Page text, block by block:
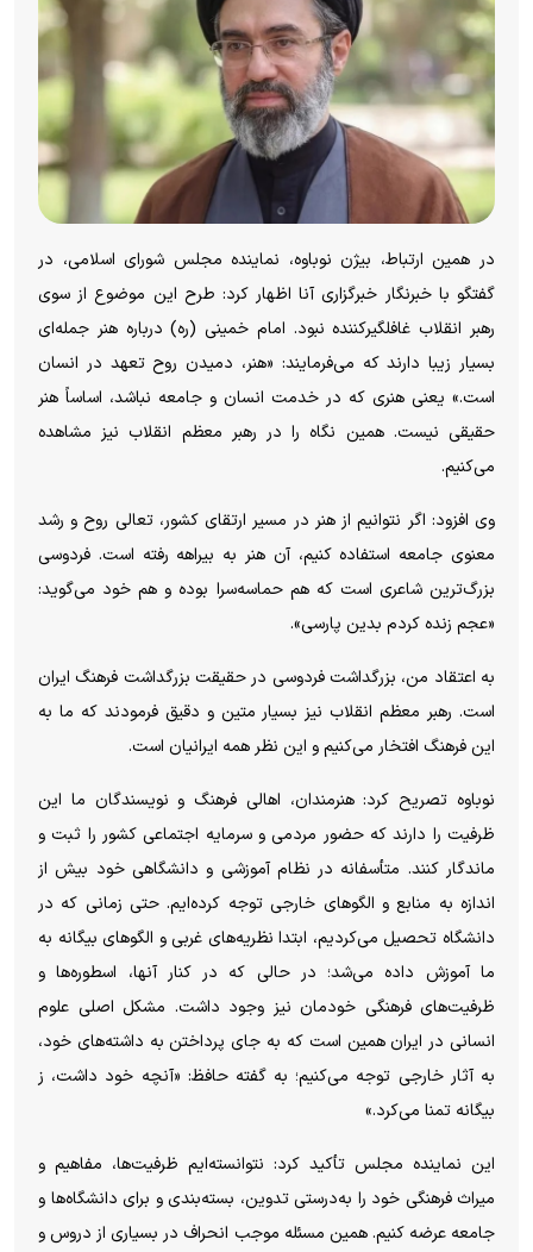
در همین ارتباط، بیژن نوباوه، نماینده مجلس شورای اسلامی، در
گفتگو با خبرنگار خبرگزاری آنا اظهار کرد: طرح این موضوع از سوی
رهبر انقلاب غافلگیرکننده نبود. امام خمینی (ره) درباره هنر جمله‌ای
بسیار زیبا دارند که می‌فرمایند: «هنر، دمیدن روح تعهد در انسان
است.» یعنی هنری که در خدمت انسان و جامعه نباشد، اساساً هنر
حقیقی نیست. همین نگاه را در رهبر معظم انقلاب نیز مشاهده
می‌کنیم.
وی افزود: اگر نتوانیم از هنر در مسیر ارتقای کشور، تعالی روح و رشد
معنوی جامعه استفاده کنیم، آن هنر به بیراهه رفته است. فردوسی
بزرگ‌ترین شاعری است که هم حماسه‌سرا بوده و هم خود می‌گوید:
«عجم زنده کردم بدین پارسی».
به اعتقاد من، بزرگداشت فردوسی در حقیقت بزرگداشت فرهنگ ایران
است. رهبر معظم انقلاب نیز بسیار متین و دقیق فرمودند که ما به
این فرهنگ افتخار می‌کنیم و این نظر همه ایرانیان است.
نوباوه تصریح کرد: هنرمندان، اهالی فرهنگ و نویسندگان ما این
ظرفیت را دارند که حضور مردمی و سرمایه اجتماعی کشور را ثبت و
ماندگار کنند. متأسفانه در نظام آموزشی و دانشگاهی خود بیش از
اندازه به منابع و الگوهای خارجی توجه کرده‌ایم. حتی زمانی که در
دانشگاه تحصیل می‌کردیم، ابتدا نظریه‌های غربی و الگوهای بیگانه به
ما آموزش داده می‌شد؛ در حالی که در کنار آنها، اسطوره‌ها و
ظرفیت‌های فرهنگی خودمان نیز وجود داشت. مشکل اصلی علوم
انسانی در ایران همین است که به جای پرداختن به داشته‌های خود،
به آثار خارجی توجه می‌کنیم؛ به گفته حافظ: «آنچه خود داشت، ز
بیگانه تمنا می‌کرد.»
این نماینده مجلس تأکید کرد: نتوانسته‌ایم ظرفیت‌ها، مفاهیم و
میراث فرهنگی خود را به‌درستی تدوین، بسته‌بندی و برای دانشگاه‌ها و
جامعه عرضه کنیم. همین مسئله موجب انحراف در بسیاری از دروس و